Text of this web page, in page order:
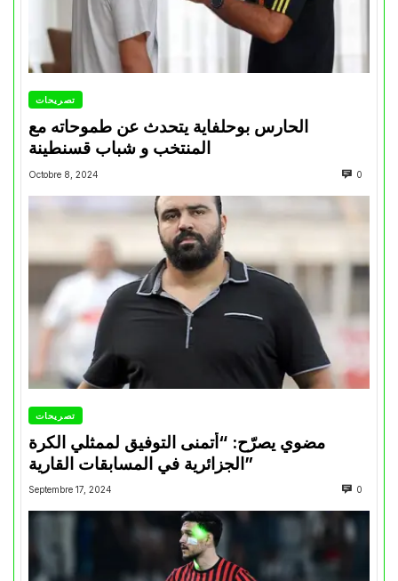
تصريحات
الحارس بوحلفاية يتحدث عن طموحاته مع
المنتخب و شباب قسنطينة
Octobre 8, 2024 0
تصريحات
مضوي يصرّح: “أتمنى التوفيق لممثلي الكرة
الجزائرية في المسابقات القارية”
Septembre 17, 2024 0